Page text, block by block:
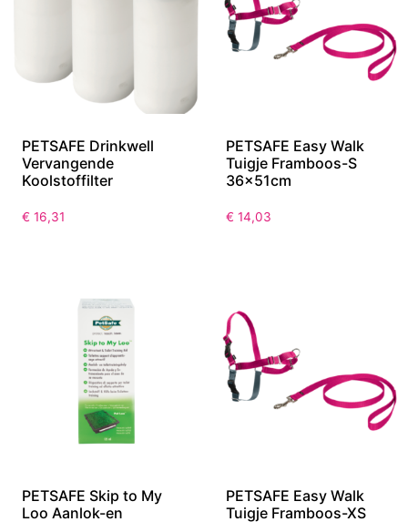
PETSAFE Drinkwell
Vervangende
Koolstoffilter
€ 16,31
PETSAFE Easy Walk
Tuigje Framboos-S
36x51cm
€ 14,03
PETSAFE Skip to My
Loo Aanlok-en
PETSAFE Easy Walk
Tuigje Framboos-XS